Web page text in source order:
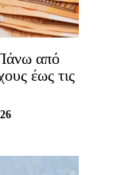
από
έως τις